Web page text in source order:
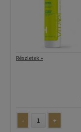
Részletek »
- +